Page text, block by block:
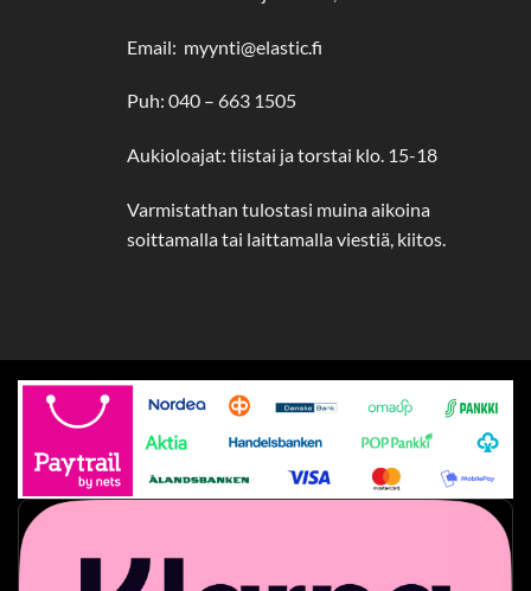
Email: myynti@elastic.fi
Puh: 040 – 663 1505
Aukioloajat: tiistai ja torstai klo. 15-18
Varmistathan tulostasi muina aikoina
soittamalla tai laittamalla viestiä, kiitos.